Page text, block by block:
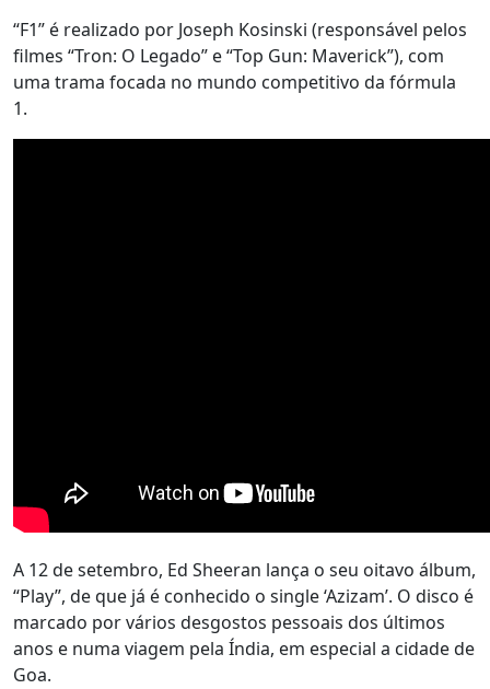
“F1” é realizado por Joseph Kosinski (responsável pelos
filmes “Tron: O Legado” e “Top Gun: Maverick”), com
uma trama focada no mundo competitivo da fórmula
1.
A 12 de setembro, Ed Sheeran lança o seu oitavo álbum,
“Play”, de que já é conhecido o single ‘Azizam’. O disco é
marcado por vários desgostos pessoais dos últimos
anos e numa viagem pela Índia, em especial a cidade de
Goa.